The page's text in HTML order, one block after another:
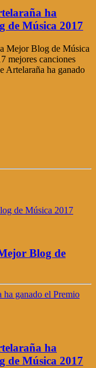
ha
de Música 2017
Mejor Blog de Música
mejores canciones
Artelaraña ha ganado
Blog de
ha
de Música 2017